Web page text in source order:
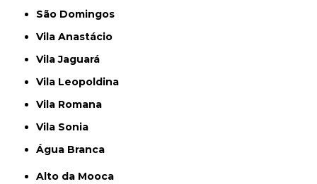
São Domingos
Vila Anastácio
Vila Jaguará
Vila Leopoldina
Vila Romana
Vila Sonia
Água Branca
Alto da Mooca